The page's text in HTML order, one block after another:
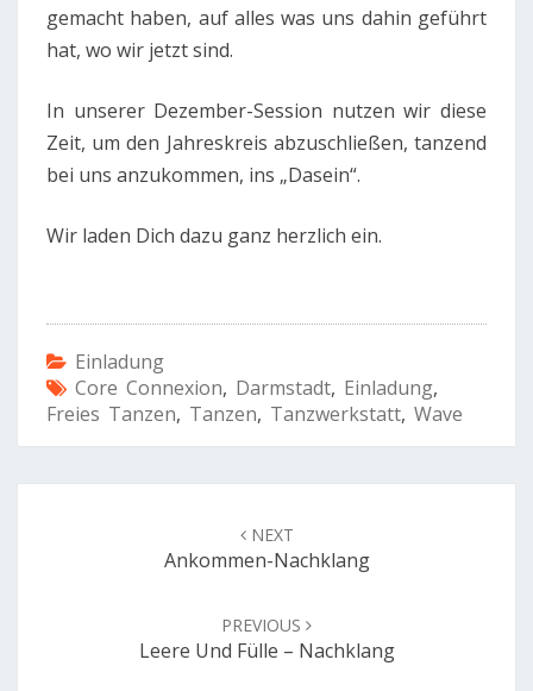
gemacht haben, auf alles was uns dahin geführt
hat, wo wir jetzt sind.
In unserer Dezember-Session nutzen wir diese
Zeit, um den Jahreskreis abzuschließen, tanzend
bei uns anzukommen, ins „Dasein“.
Wir laden Dich dazu ganz herzlich ein.
Einladung
Core Connexion, Darmstadt, Einladung,
Freies Tanzen, Tanzen, Tanzwerkstatt, Wave
NEXT
Ankommen-Nachklang
PREVIOUS
Leere Und Fülle – Nachklang